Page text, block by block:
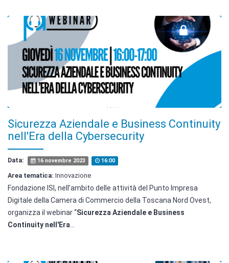
Sicurezza Aziendale e Business Continuity
nell'Era della Cybersecurity
Data: 16 novembre 2023 16:00
Area tematica: Innovazione
Fondazione ISI, nell’ambito delle attività del Punto Impresa
Digitale della Camera di Commercio della Toscana Nord Ovest,
organizza il webinar “Sicurezza Aziendale e Business
Continuity nell'Era...